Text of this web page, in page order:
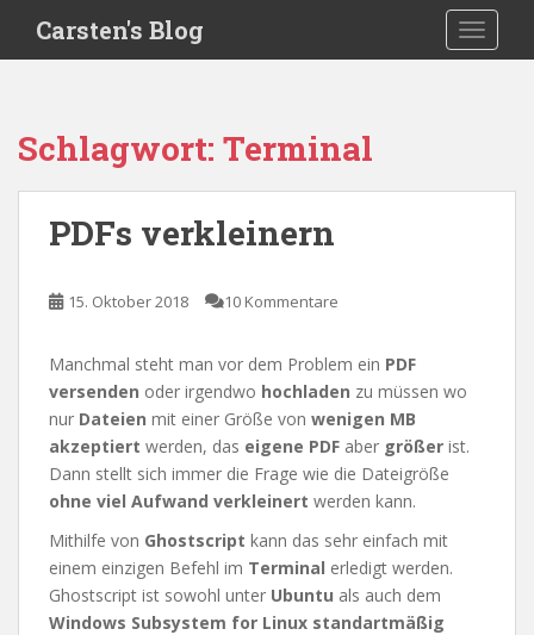
i
Carsten's Blog
Schlagwort: Terminal
PDFs verkleinern
15. Oktober 2018 10 Kommentare
Manchmal steht man vor dem Problem ein PDF
versenden oder irgendwo hochladen zu müssen wo
nur Dateien mit einer Größe von wenigen MB
akzeptiert werden, das eigene PDF aber größer ist.
Dann stellt sich immer die Frage wie die Dateigröße
ohne viel Aufwand verkleinert werden kann.
Mithilfe von Ghostscript kann das sehr einfach mit
einem einzigen Befehl im Terminal erledigt werden.
Ghostscript ist sowohl unter Ubuntu als auch dem
Windows Subsystem for Linux standartmäßig